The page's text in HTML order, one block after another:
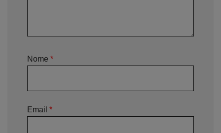
Nome *
Email *